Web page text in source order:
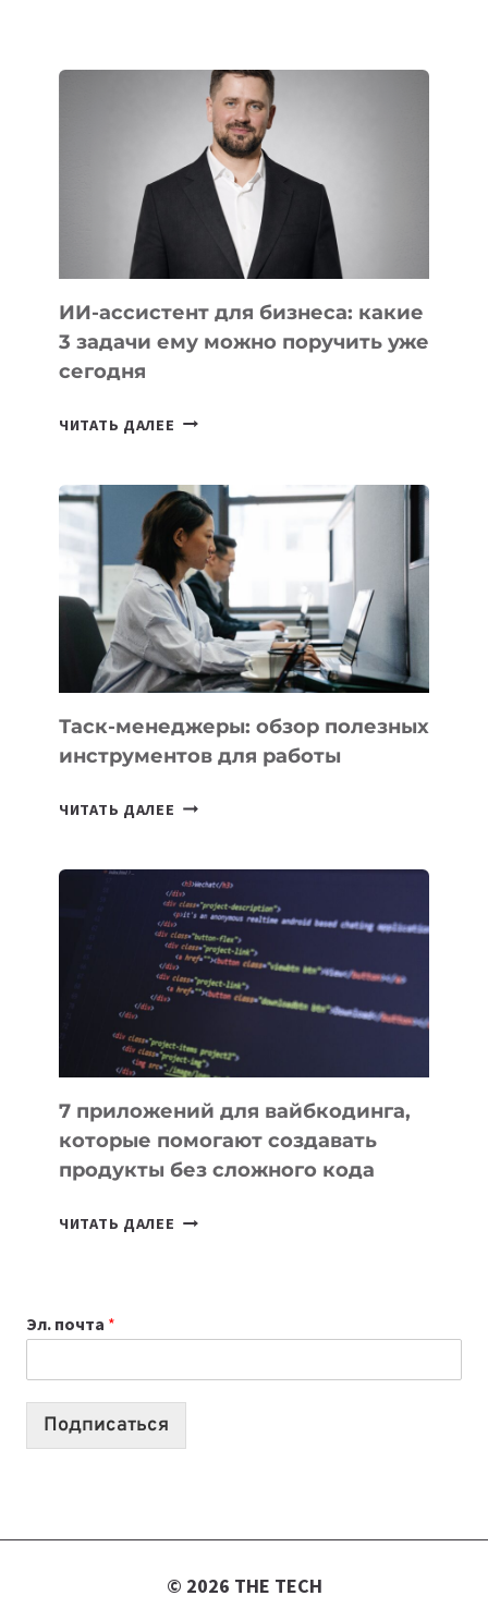
КОТОРЫЕ
РАЗВИВАЮТ
ТЕХНОЛОГИЧЕСКОЕ
ОБРАЗОВАНИЕ
ТАДЖИКИСТАНА
ИИ-ассистент для бизнеса: какие
3 задачи ему можно поручить уже
сегодня
ЧИТАТЬ ДАЛЕЕ ИИ-
БИЗНЕСА:
КАКИЕ
3
ЗАДАЧИ
ЕМУ
МОЖНО
ПОРУЧИТЬ
УЖЕ
СЕГОДНЯ
Таск-менеджеры: обзор полезных
инструментов для работы
ЧИТАТЬ ДАЛЕЕ ТАСК-
ПОЛЕЗНЫХ
ИНСТРУМЕНТОВ
ДЛЯ
РАБОТЫ
7 приложений для вайбкодинга,
которые помогают создавать
продукты без сложного кода
ЧИТАТЬ ДАЛЕЕ
СОЗДАВАТЬ
ПРОДУКТЫ
Эл. почта *
Подписаться
© 2026 THE TECH